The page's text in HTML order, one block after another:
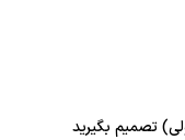
تصمیم بگیرید